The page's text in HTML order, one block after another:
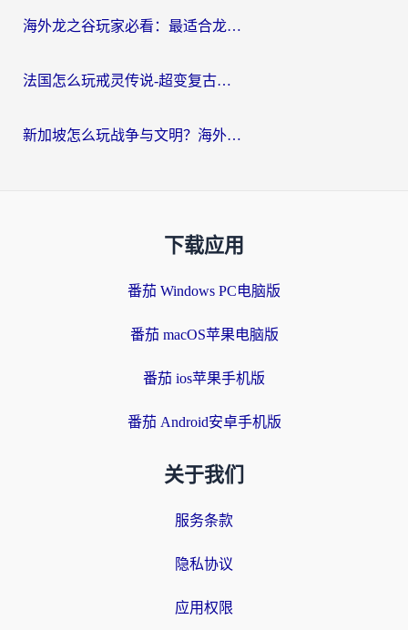
海外龙之谷玩家必看：最适合龙之谷的加速器，解决延迟卡顿还能畅玩幻书启示录和梦幻西游？
法国怎么玩戒灵传说-超变复古传奇？海外玩家国服游戏加速终极指南
新加坡怎么玩战争与文明？海外党国服游戏加速器终极避坑指南
下载应用
番茄 Windows PC电脑版
番茄 macOS苹果电脑版
番茄 ios苹果手机版
番茄 Android安卓手机版
关于我们
服务条款
隐私协议
应用权限